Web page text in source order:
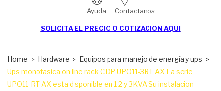
Ayuda Contactanos
SOLICITA EL PRECIO O COTIZACION AQUI
Home Hardware
Equipos para manejo de energía y ups
Ups monofasica on line rack CDP UPO11-3RT AX La serie
UPO11-RT AX esta disponible en 1 2 y 3KVA Su instalacion